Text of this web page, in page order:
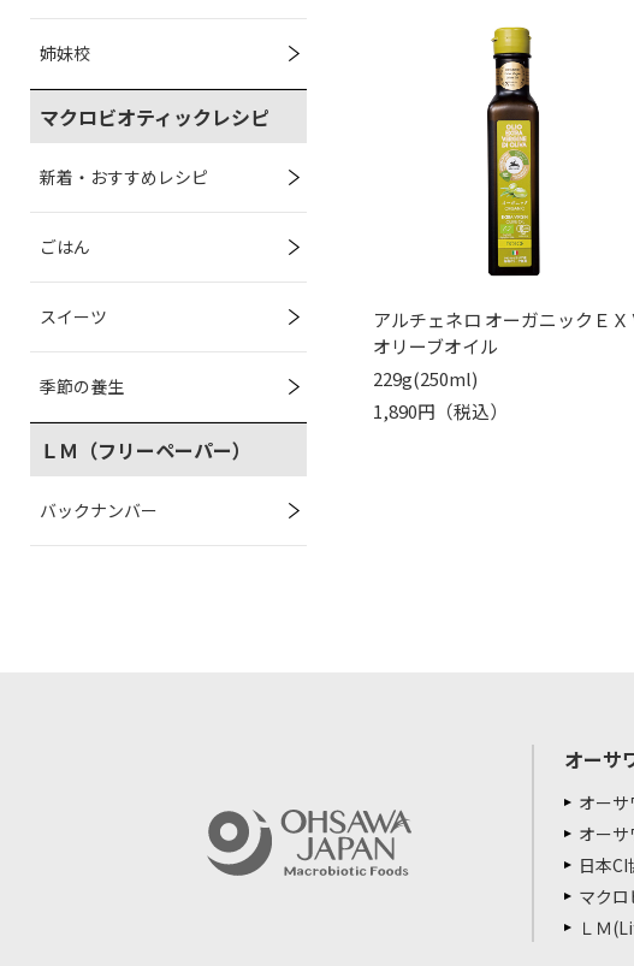
姉妹校
マクロビオティックレシピ
新着・おすすめレシピ
ごはん
スイーツ
季節の養生
ＬＭ（フリーペーパー）
バックナンバー
アルチェネロ オーガニックＥＸ
オリーブオイル
229g(250ml)
1,890円（税込）
オーサ
オー
オー
日本CI
マク
ＬＭ